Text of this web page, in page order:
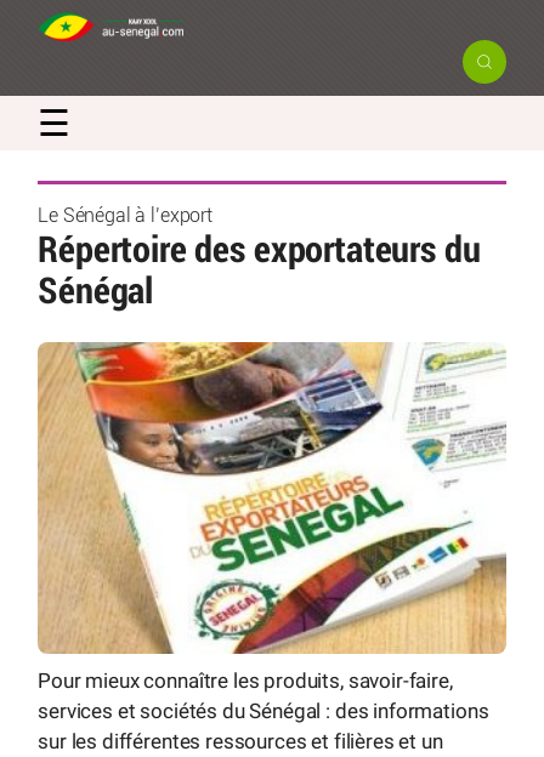
☰
Le Sénégal à l’export
Répertoire des exportateurs du
Sénégal
Pour mieux connaître les produits, savoir-faire,
services et sociétés du Sénégal : des informations
sur les différentes ressources et filières et un